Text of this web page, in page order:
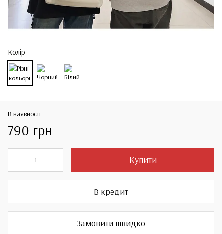
Колір
В наявності
790 грн
Купити
В кредит
Замовити швидко